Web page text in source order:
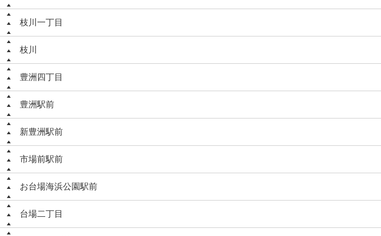
枝川一丁目
枝川
豊洲四丁目
豊洲駅前
新豊洲駅前
市場前駅前
お台場海浜公園駅前
台場二丁目